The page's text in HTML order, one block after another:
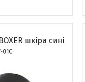
шкіра сині
01С